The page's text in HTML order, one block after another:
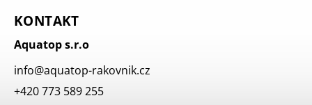
KONTAKT
Aquatop s.r.o
info@aquatop-rakovnik.cz
+420 773 589 255